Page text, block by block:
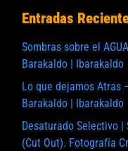
Entradas
Sombras sobre el
Barakaldo | Ibarakaldo
Lo que dejamos Atras
Barakaldo | Ibarakaldo
Desaturado Selectivo |
(Cut Out). Fotografía